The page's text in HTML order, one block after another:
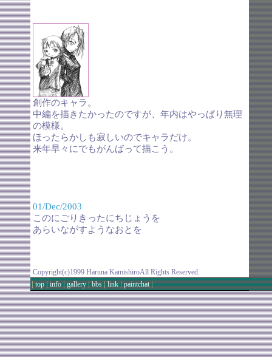
創作のキャラ。
中編を描きたかったのですが、年内はやっぱり無理
の模様。
ほったらかしも寂しいのでキャラだけ。
来年早々にでもがんばって描こう。
01/Dec/2003
このにごりきったにちじょうを
あらいながすようなおとを
Copyright(c)1999 Haruna KamishiroAll Rights Reserved.
|top|info|gallery|bbs|link|paintchat|